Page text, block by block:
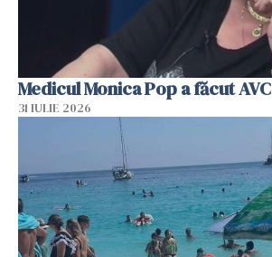
Medicul Monica Pop a făcut AVC
31 IULIE 2026